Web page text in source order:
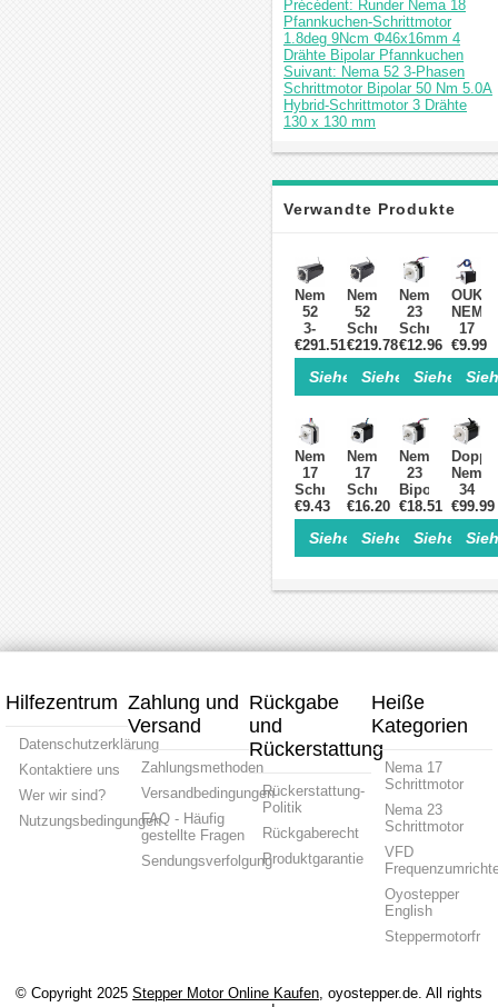
Précédent: Runder Nema 18
Pfannkuchen-Schrittmotor
1.8deg 9Ncm Φ46x16mm 4
Drähte Bipolar Pfannkuchen
Suivant: Nema 52 3-Phasen
Schrittmotor Bipolar 50 Nm 5.0A
Hybrid-Schrittmotor 3 Drähte
130 x 130 mm
Verwandte Produkte
Nema
52
3-
Phasen
Schrittmotor
Bipolar
50
5.0A
Hybrid-
Schrittmotor
3
Drähte
130
x
130
mm
€291.51
Siehe Einzelheiten>
Nema
52
Schrittmotor
Bipolar
30
Nm
5.0A
Grad
CNC
3-
Phasen
Schrittmotor
mit
3
Anschlüssen
€219.78
Siehe
Nema
23
Schrittmotor
Bipolar
1,8
Grad
0,6
0,88A
6,6V
CNC
Hybrid-
Schrittmotor
mit
4
anschlüssen
€12.96
Siehe
NEMA
17
1,8°,
59
Ncm,
D-
für
3D-
€9.99
Nema
17
Schrittmotor
Bipolar
1.8
Grad
18Ncm
2.9V
Schrittmotor
€9.43
Siehe Einzelheiten>
Nema
17
Schrittmotor
Bipolar
0.9
Grad
46Ncm
2.8V
Schrittmotor
€16.20
Siehe
Nema
23
Bipolar
Schrittmotor
1,8
Grad
1,26
2,8A
23hs22-
Schrittmotor
€18.51
Siehe
Nema
34
CNC-
8,5
Nm
1.8
CNC-
€99.99
Hilfezentrum
Datenschutzerklärung
Kontaktiere uns
Wer wir sind?
Nutzungsbedingungen
Zahlung und
Versand
Zahlungsmethoden
Versandbedingungen
FAQ - Häufig
gestellte Fragen
Sendungsverfolgung
Rückgabe
und
Rückerstattung
Rückerstattung-
Politik
Rückgaberecht
Produktgarantie
Heiße
Kategorien
Nema 17
Schrittmotor
Nema 23
Schrittmotor
VFD
Oyostepper
English
Steppermotorfr
© Copyright 2025 Stepper Motor Online Kaufen, oyostepper.de. All rights